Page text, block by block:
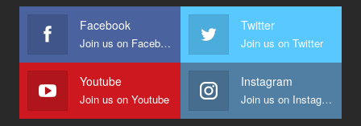
Facebook
Join us on Facebook
Twitter
Join us on Twitter
Youtube
Join us on Youtube
Instagram
Join us on Instagram